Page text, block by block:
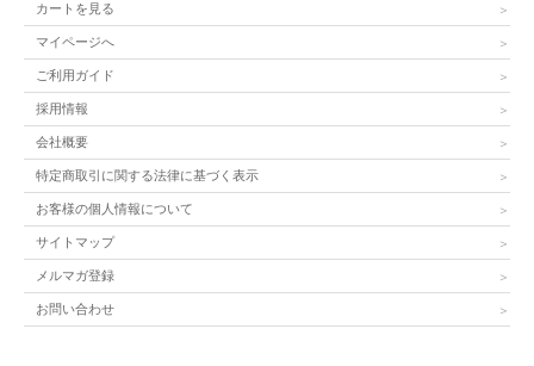
カートを見る
マイページへ
ご利用ガイド
採用情報
会社概要
特定商取引に関する法律に基づく表示
お客様の個人情報について
サイトマップ
メルマガ登録
お問い合わせ